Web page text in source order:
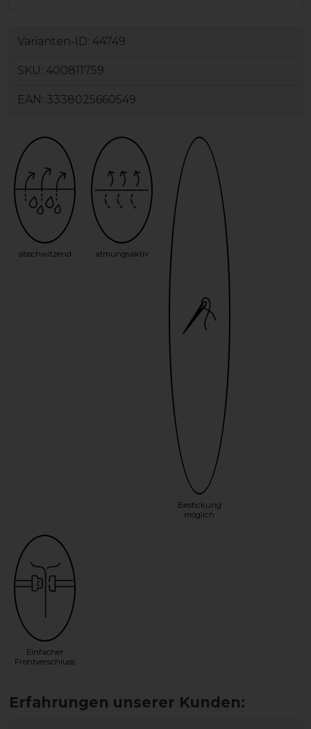
Varianten-ID: 44749
SKU: 400811759
EAN: 3338025660549
abschwitzend atmungsaktiv
Bestickung
möglich
Einfacher
Frontverschluss